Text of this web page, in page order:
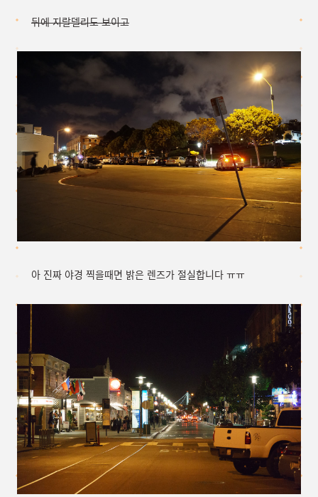
뒤에 지랄델리도 보이고
아 진짜 야경 찍을때면 밝은 렌즈가 절실합니다 ㅠㅠ